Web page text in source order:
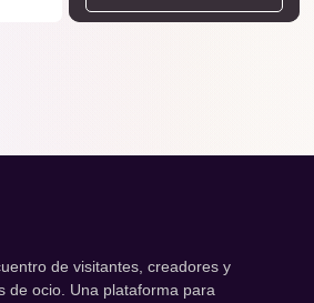
de visitantes, creadores y
de ocio. Una plataforma para